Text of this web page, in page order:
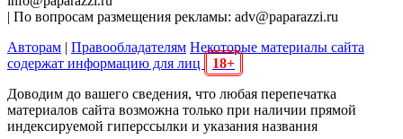
| По вопросам размещения рекламы: adv@paparazzi.ru
Авторам | Правообладателям Некоторые материалы сайта
содержат информацию для лиц
18+
Доводим до вашего сведения, что любая перепечатка
материалов сайта возможна только при наличии прямой
индексируемой гиперссылки и указания названия